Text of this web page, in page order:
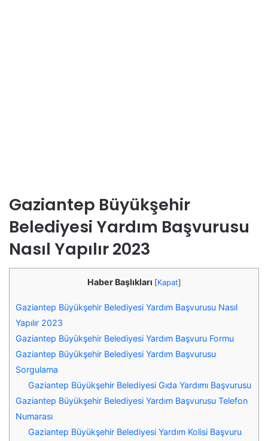
Gaziantep Büyükşehir
Belediyesi Yardım Başvurusu
Nasıl Yapılır 2023
Haber Başlıkları [Kapat]
Gaziantep Büyükşehir Belediyesi Yardım Başvurusu Nasıl
Yapılır 2023
Gaziantep Büyükşehir Belediyesi Yardım Başvuru Formu
Gaziantep Büyükşehir Belediyesi Yardım Başvurusu
Sorgulama
Gaziantep Büyükşehir Belediyesi Gıda Yardımı Başvurusu
Gaziantep Büyükşehir Belediyesi Yardım Başvurusu Telefon
Numarası
Gaziantep Büyükşehir Belediyesi Yardım Kolisi Başvuru